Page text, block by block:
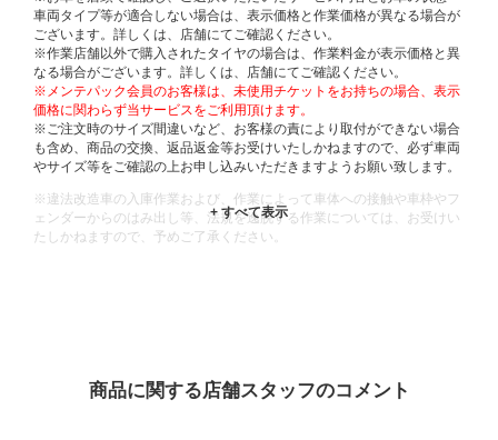
車両タイプ等が適合しない場合は、表示価格と作業価格が異なる場合が
ございます。詳しくは、店舗にてご確認ください。
※作業店舗以外で購入されたタイヤの場合は、作業料金が表示価格と異
なる場合がございます。詳しくは、店舗にてご確認ください。
※メンテパック会員のお客様は、未使用チケットをお持ちの場合、表示
価格に関わらず当サービスをご利用頂けます。
※ご注文時のサイズ間違いなど、お客様の責により取付ができない場合
も含め、商品の交換、返品返金等お受けいたしかねますので、必ず車両
やサイズ等をご確認の上お申し込みいただきますようお願い致します。
※違法改造車の入庫作業および、作業によって車体への接触や車枠やフ
ェンダーからのはみ出し等、法規を逸脱する作業については、お受けい
たしかねますので、予めご了承ください。
商品に関する店舗スタッフのコメント